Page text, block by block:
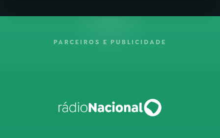
PARCEIROS E PUBLICIDADE